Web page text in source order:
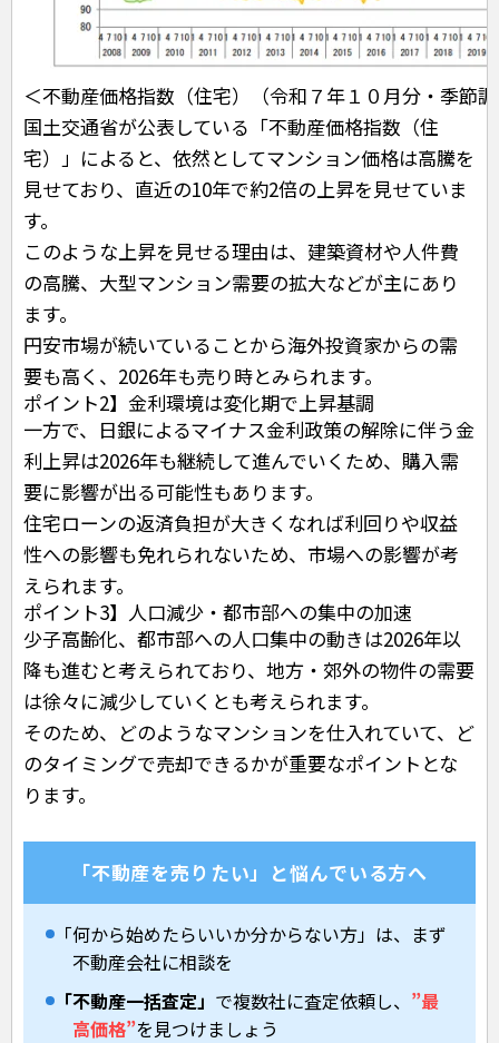
＜不動産価格指数（住宅）（令和７年１０月分・季節
国土交通省が公表している「不動産価格指数（住
宅）」によると、依然としてマンション価格は高騰を
見せており、直近の10年で約2倍の上昇を見せていま
す。
このような上昇を見せる理由は、建築資材や人件費
の高騰、大型マンション需要の拡大などが主にあり
ます。
円安市場が続いていることから海外投資家からの需
要も高く、2026年も売り時とみられます。
ポイント2】金利環境は変化期で上昇基調
一方で、日銀によるマイナス金利政策の解除に伴う金
利上昇は2026年も継続して進んでいくため、購入需
要に影響が出る可能性もあります。
住宅ローンの返済負担が大きくなれば利回りや収益
性への影響も免れられないため、市場への影響が考
えられます。
ポイント3】人口減少・都市部への集中の加速
少子高齢化、都市部への人口集中の動きは2026年以
降も進むと考えられており、地方・郊外の物件の需要
は徐々に減少していくとも考えられます。
そのため、どのようなマンションを仕入れていて、ど
のタイミングで売却できるかが重要なポイントとな
ります。
「不動産を売りたい」と悩んでいる方へ
「何から始めたらいいか分からない方」は、まず
不動産会社に相談を
「不動産一括査定」 で複数社に査定依頼し、 ”最
高価格”を見つけましょう